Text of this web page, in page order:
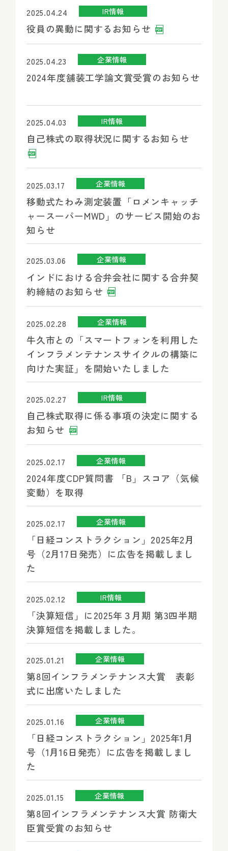
2025.04.24 IR情報
役員の異動に関するお知らせ
2025.04.23 企業情報
2024年度舗装工学論文賞受賞のお知らせ
2025.04.03 IR情報
自己株式の取得状況に関するお知らせ
2025.03.17 企業情報
移動式たわみ測定装置「ロメンキャッチ
ャースーパーMWD」のサービス開始のお
知らせ
2025.03.06 企業情報
インドにおける合弁会社に関する合弁契
約締結のお知らせ
2025.02.28 企業情報
牛久市との「スマートフォンを利用した
インフラメンテナンスサイクルの構築に
向けた実証」を開始いたしました
2025.02.27 IR情報
自己株式取得に係る事項の決定に関する
お知らせ
2025.02.17 企業情報
2024年度CDP質問書 「B」スコア（気候
変動）を取得
2025.02.17 企業情報
「日経コンストラクション」2025年2月
号（2月17日発売）に広告を掲載しまし
た
2025.02.12 IR情報
「決算短信」に2025年３月期 第3四半期
決算短信を掲載しました。
2025.01.21 企業情報
第8回インフラメンテナンス大賞 表彰
式に出席いたしました
2025.01.16 企業情報
「日経コンストラクション」2025年1月
号（1月16日発売）に広告を掲載しまし
た
2025.01.15 企業情報
第8回インフラメンテナンス大賞 防衛大
臣賞受賞のお知らせ